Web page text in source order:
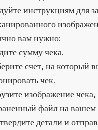
инструкциям для
вам нужно:
сумму чека.
счет, на который
чек.
изображение
файл на вашем
детали и